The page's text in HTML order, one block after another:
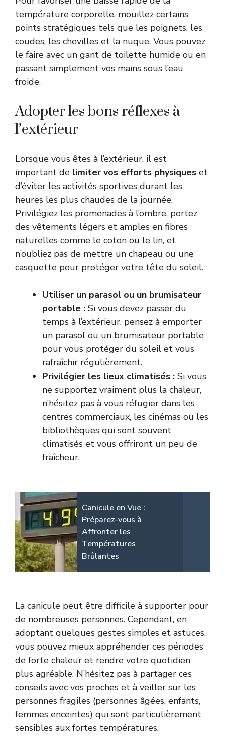
température corporelle, mouillez certains
points stratégiques tels que les poignets, les
coudes, les chevilles et la nuque. Vous pouvez
le faire avec un gant de toilette humide ou en
passant simplement vos mains sous l’eau
froide.
Adopter les bons réflexes à
l’extérieur
Lorsque vous êtes à l’extérieur, il est
important de limiter vos efforts physiques et
d’éviter les activités sportives durant les
heures les plus chaudes de la journée.
Privilégiez les promenades à l’ombre, portez
des vêtements légers et amples en fibres
naturelles comme le coton ou le lin, et
n’oubliez pas de mettre un chapeau ou une
casquette pour protéger votre tête du soleil.
Utiliser un parasol ou un brumisateur
portable : Si vous devez passer du
temps à l’extérieur, pensez à emporter
un parasol ou un brumisateur portable
pour vous protéger du soleil et vous
rafraîchir régulièrement.
Privilégier les lieux climatisés : Si vous
ne supportez vraiment plus la chaleur,
n’hésitez pas à vous réfugier dans les
centres commerciaux, les cinémas ou les
bibliothèques qui sont souvent
climatisés et vous offriront un peu de
fraîcheur.
Canicule en Vue :
Préparez-vous à
Affronter les
Températures
Brûlantes
La canicule peut être difficile à supporter pour
de nombreuses personnes. Cependant, en
adoptant quelques gestes simples et astuces,
vous pouvez mieux appréhender ces périodes
de forte chaleur et rendre votre quotidien
plus agréable. N’hésitez pas à partager ces
conseils avec vos proches et à veiller sur les
personnes fragiles (personnes âgées, enfants,
femmes enceintes) qui sont particulièrement
sensibles aux fortes températures.